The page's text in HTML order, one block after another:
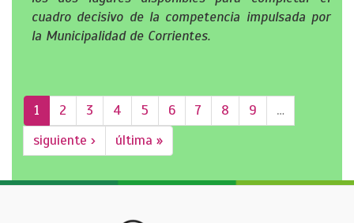
cuadro decisivo de la competencia impulsada por
la Municipalidad de Corrientes.
1 2 3 4 5 6 7 8 9
…
siguiente ›
última »